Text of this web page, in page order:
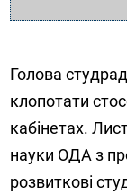
Голова
клопотати
кабінетах.
науки ОДА з
розвиткові